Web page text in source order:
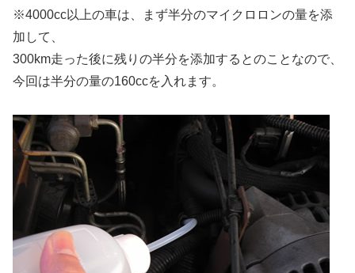
※4000cc以上の車は、まず半分のマイクロロンの量を添
加して、
300km走った後に残りの半分を添加するとのことなので、
今回は半分の量の160ccを入れます。